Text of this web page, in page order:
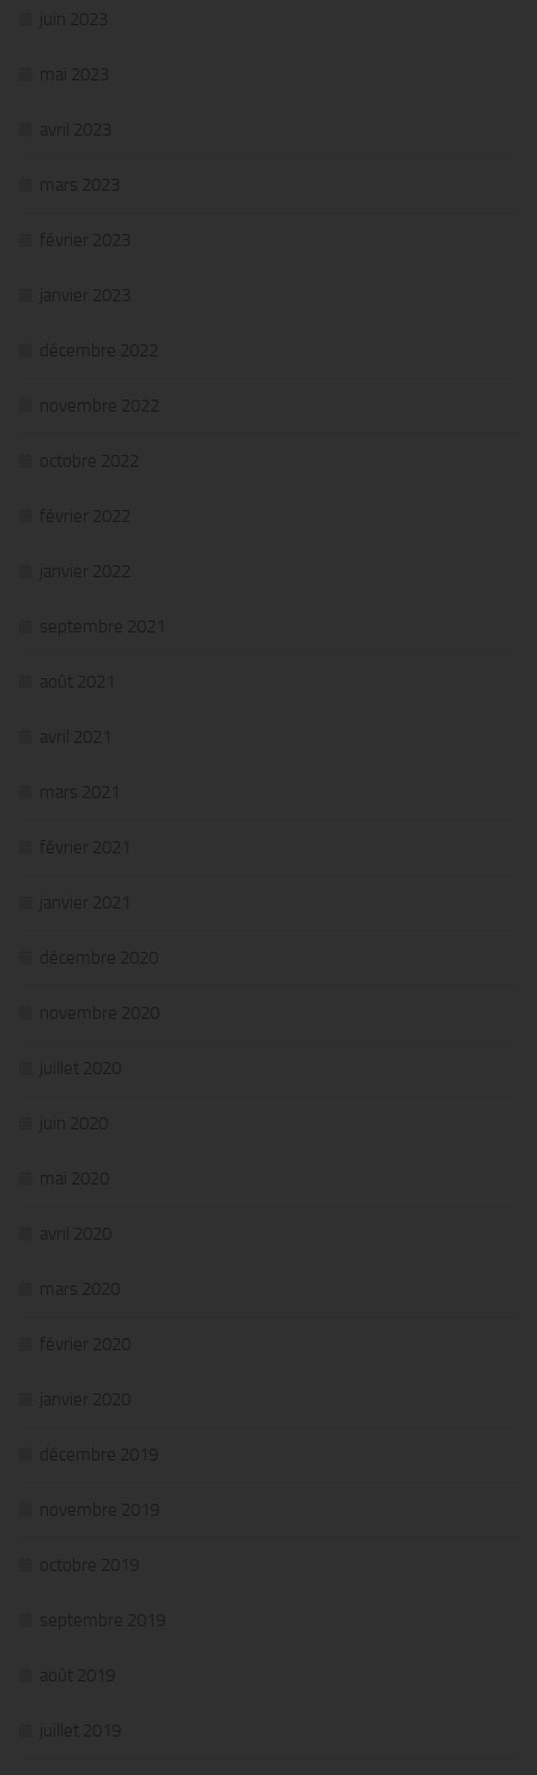
juin 2023
mai 2023
avril 2023
mars 2023
février 2023
janvier 2023
décembre 2022
novembre 2022
octobre 2022
février 2022
janvier 2022
septembre 2021
août 2021
avril 2021
mars 2021
février 2021
janvier 2021
décembre 2020
novembre 2020
juillet 2020
juin 2020
mai 2020
avril 2020
mars 2020
février 2020
janvier 2020
décembre 2019
novembre 2019
octobre 2019
septembre 2019
août 2019
juillet 2019